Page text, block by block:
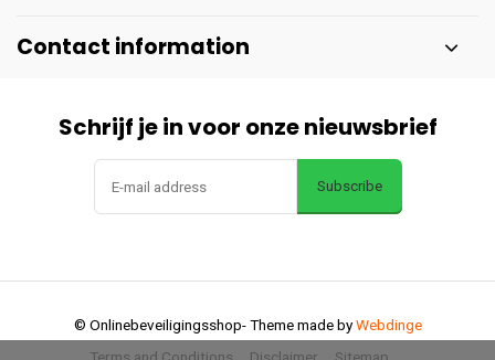
Contact information
Schrijf je in voor onze nieuwsbrief
Subscribe
© Onlinebeveiligingsshop- Theme made byWebdinge